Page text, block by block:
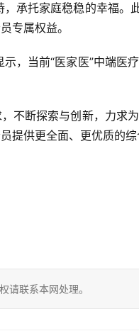
承托家庭稳稳的幸福。
专属权益。
，当前“医家医”中端医
不断探索与创新，力求
供更全面、更优质的综
请联系本网处理。